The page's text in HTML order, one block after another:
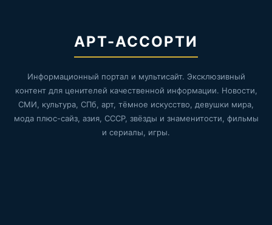
АРТ-АССОРТИ
Информационный портал и мультисайт. Эксклюзивный
контент для ценителей качественной информации. Новости,
СМИ, культура, СПб, арт, тёмное искусство, девушки мира,
мода плюс-сайз, азия, СССР, звёзды и знаменитости, фильмы
и сериалы, игры.